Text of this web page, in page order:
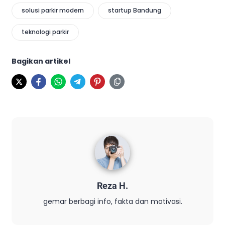
solusi parkir modern startup Bandung
teknologi parkir
Bagikan artikel
Reza H.
gemar berbagi info, fakta dan motivasi.